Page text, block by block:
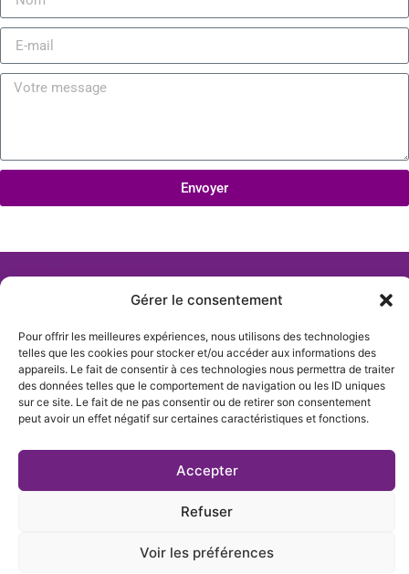
Gérer le consentement
Pour offrir les meilleures expériences, nous utilisons des technologies
telles que les cookies pour stocker et/ou accéder aux informations des
appareils. Le fait de consentir à ces technologies nous permettra de traiter
des données telles que le comportement de navigation ou les ID uniques
sur ce site. Le fait de ne pas consentir ou de retirer son consentement
peut avoir un effet négatif sur certaines caractéristiques et fonctions.
Accepter
Refuser
Voir les préférences
Envoyer
Actualités Qui sommes-nous
Nous Contacter
Création de site Beaujolais Pro